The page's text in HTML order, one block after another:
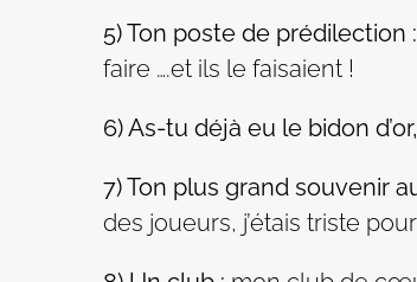
5) Ton poste de prédilection :
faire ….et ils le faisaient !
6) As-tu déjà eu le bidon
7) Ton plus grand souvenir
des joueurs, j’étais triste